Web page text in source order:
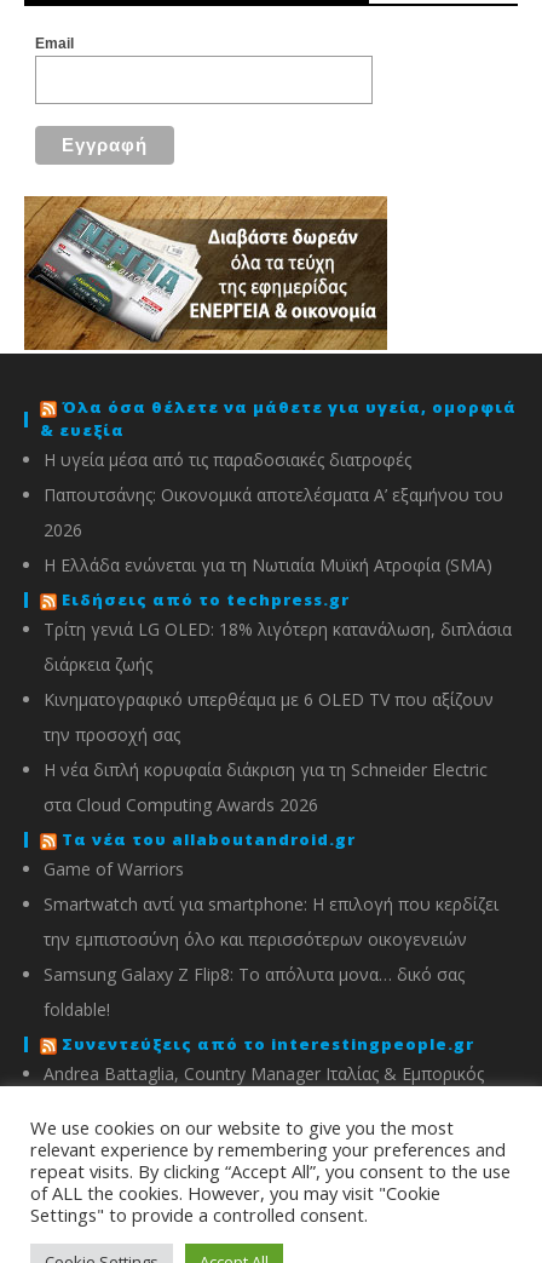
Email
Όλα όσα θέλετε να μάθετε για υγεία, ομορφιά
& ευεξία
Η υγεία μέσα από τις παραδοσιακές διατροφές
Παπουτσάνης: Οικονομικά αποτελέσματα Α’ εξαμήνου του
2026
Η Ελλάδα ενώνεται για τη Νωτιαία Μυϊκή Ατροφία (SMA)
Ειδήσεις από το techpress.gr
Τρίτη γενιά LG OLED: 18% λιγότερη κατανάλωση, διπλάσια
διάρκεια ζωής
Κινηματογραφικό υπερθέαμα με 6 OLED TV που αξίζουν
την προσοχή σας
Η νέα διπλή κορυφαία διάκριση για τη Schneider Electric
στα Cloud Computing Awards 2026
Τα νέα του allaboutandroid.gr
Game of Warriors
Smartwatch αντί για smartphone: Η επιλογή που κερδίζει
την εμπιστοσύνη όλο και περισσότερων οικογενειών
Samsung Galaxy Z Flip8: Το απόλυτα μονα… δικό σας
foldable!
Συνεντεύξεις από το interestingpeople.gr
Andrea Battaglia, Country Manager Ιταλίας & Εμπορικός
IMOU
Μιχάλης Χειμώνας, Γενικός Διευθυντής ΣΦΕΕ
info@energyin.gr
We use cookies on our website to give you the most
relevant experience by remembering your preferences and
repeat visits. By clicking “Accept All”, you consent to the use
of ALL the cookies. However, you may visit "Cookie
Settings" to provide a controlled consent.